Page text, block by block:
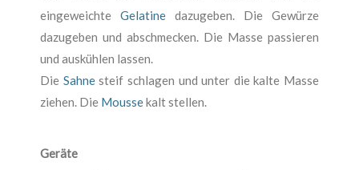
eingeweichte Gelatine dazugeben. Die Gewürze
dazugeben und abschmecken. Die Masse passieren
und auskühlen lassen.
Die Sahnesteif schlagen und unter die kalte Masse
ziehen. Die Moussekalt stellen.
Geräte